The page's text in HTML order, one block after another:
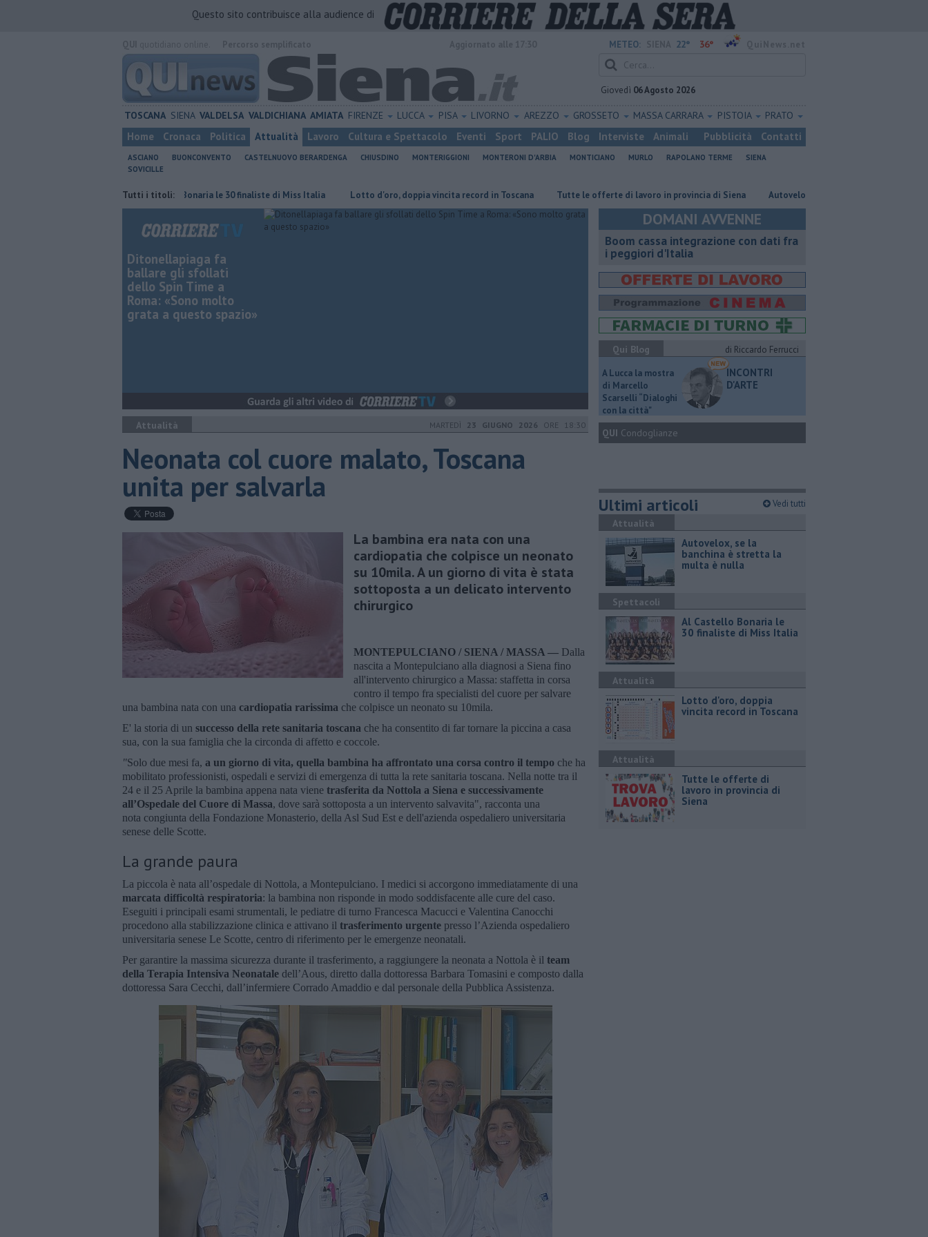
Questo sito contribuisce alla audience di
METEO: 22° 36°
Giovedì 06 Agosto 2026
TOSCANA SIENA VALDELSA VALDICHIANA AMIATA FIRENZE LUCCA PISA LIVORNO AREZZO GROSSETO MASSA CARRARA PISTOIA PRATO
Home Cronaca Politica Attualità Lavoro Cultura e Spettacolo Eventi Sport PALIO Blog Interviste Animali Pubblicità Contatti
ASCIANO BUONCONVENTO CASTELNUOVO BERARDENGA CHIUSDINO MONTERIGGIONI MONTERONI D'ARBIA MONTICIANO MURLO RAPOLANO TERME
SIENA
SOVICILLE
Tutti i titoli:
Al Castello Bonaria le 30 finaliste di Miss Italia Lotto d'oro, doppia vincita record in Toscana ​Tutte le offerte di lavoro in provincia di Siena Autovelox, se la banchina è stretta la multa è nulla
Ditonellapiaga fa
ballare gli sfollati
dello Spin Time a
Roma: «Sono molto
grata a questo spazio»
Attualità MARTEDÌ 23 GIUGNO 2026 ORE 18:30
Neonata col cuore malato, Toscana
unita per salvarla
La bambina era nata con una
cardiopatia che colpisce un neonato
su 10mila. A un giorno di vita è stata
sottoposta a un delicato intervento
chirurgico
MONTEPULCIANO / SIENA / MASSA — Dalla
nascita a Montepulciano alla diagnosi a Siena fino
all'intervento chirurgico a Massa: staffetta in corsa
contro il tempo fra specialisti del cuore per salvare
una bambina nata con una cardiopatia rarissima che colpisce un neonato su 10mila.
E' la storia di un successo della rete sanitaria toscana che ha consentito di far tornare la piccina a casa
sua, con la sua famiglia che la circonda di affetto e coccole.
"Solo due mesi fa, a un giorno di vita, quella bambina ha affrontato una corsa contro il tempo che ha
mobilitato professionisti, ospedali e servizi di emergenza di tutta la rete sanitaria toscana. Nella notte tra il
24 e il 25 Aprile la bambina appena nata viene trasferita da Nottola a Siena e successivamente
all’Ospedale del Cuore di Massa, dove sarà sottoposta a un intervento salvavita", racconta una
nota congiunta della Fondazione Monasterio, della Asl Sud Est e dell'azienda ospedaliero universitaria
senese delle Scotte.
La grande paura
La piccola è nata all’ospedale di Nottola, a Montepulciano. I medici si accorgono immediatamente di una
marcata difficoltà respiratoria: la bambina non risponde in modo soddisfacente alle cure del caso.
Eseguiti i principali esami strumentali, le pediatre di turno Francesca Macucci e Valentina Canocchi
procedono alla stabilizzazione clinica e attivano il trasferimento urgente presso l’Azienda ospedaliero
universitaria senese Le Scotte, centro di riferimento per le emergenze neonatali.
Per garantire la massima sicurezza durante il trasferimento, a raggiungere la neonata a Nottola è il team
della Terapia Intensiva Neonatale dell’Aous, diretto dalla dottoressa Barbara Tomasini e composto dalla
dottoressa Sara Cecchi, dall’infermiere Corrado Amaddio e dal personale della Pubblica Assistenza.
DOMANI AVVENNE
Boom cassa integrazione con dati fra
i peggiori d'Italia
Qui Blog
di Riccardo Ferrucci
A Lucca la mostra
di Marcello
Scarselli “Dialoghi
con la città"
INCONTRI
D'ARTE
QUI Condoglianze
Ultimi articoli Vedi tutti
Attualità
Autovelox, se la
banchina è stretta la
multa è nulla
Spettacoli
Al Castello Bonaria le
30 finaliste di Miss Italia
Attualità
Lotto d'oro, doppia
vincita record in Toscana
Attualità
​Tutte le offerte di
lavoro in provincia di
Siena